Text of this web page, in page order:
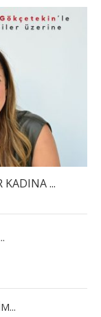
KADINA ...